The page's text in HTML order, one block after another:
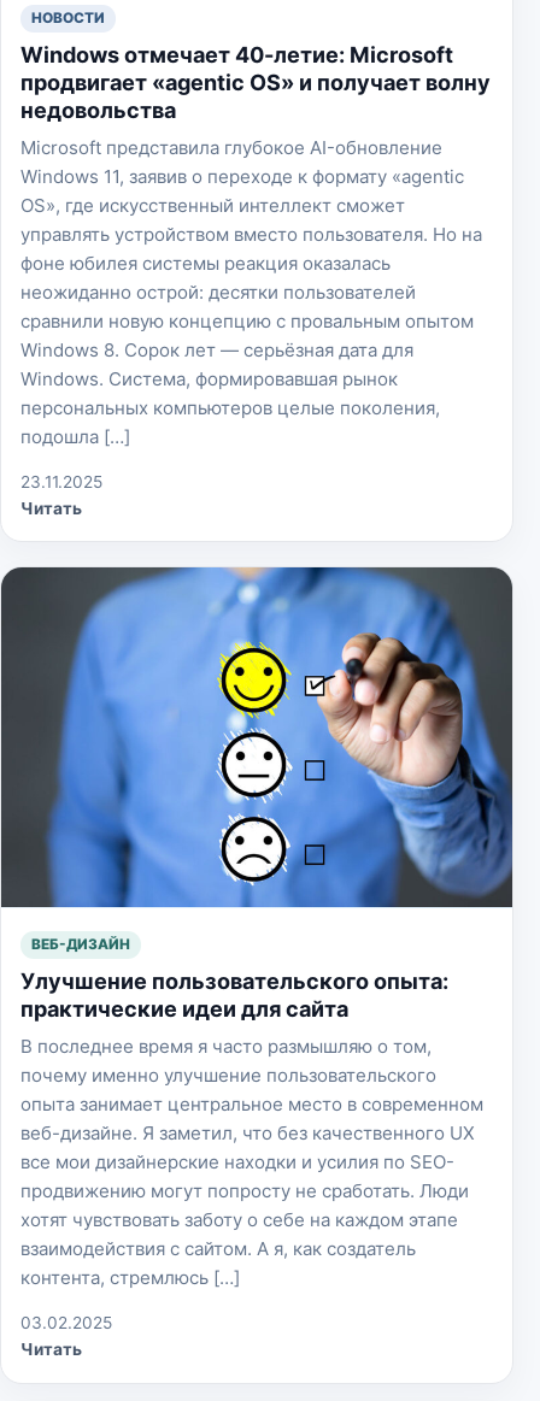
НОВОСТИ
Windows отмечает 40-летие: Microsoft
продвигает «agentic OS» и получает волну
недовольства
Microsoft представила глубокое AI-обновление
Windows 11, заявив о переходе к формату «agentic
OS», где искусственный интеллект сможет
управлять устройством вместо пользователя. Но на
фоне юбилея системы реакция оказалась
неожиданно острой: десятки пользователей
сравнили новую концепцию с провальным опытом
Windows 8. Сорок лет — серьёзная дата для
Windows. Система, формировавшая рынок
персональных компьютеров целые поколения,
подошла […]
23.11.2025
Читать
ВЕБ-ДИЗАЙН
Улучшение пользовательского опыта:
практические идеи для сайта
В последнее время я часто размышляю о том,
почему именно улучшение пользовательского
опыта занимает центральное место в современном
веб-дизайне. Я заметил, что без качественного UX
все мои дизайнерские находки и усилия по SEO-
продвижению могут попросту не сработать. Люди
хотят чувствовать заботу о себе на каждом этапе
взаимодействия с сайтом. А я, как создатель
контента, стремлюсь […]
03.02.2025
Читать